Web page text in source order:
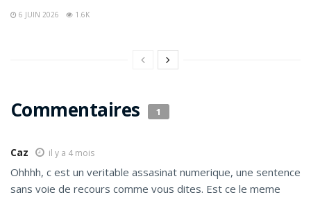
6 JUIN 2026 1.6K
Commentaires 1
Caz il y a 4 mois
Ohhhh, c est un veritable assasinat numerique, une sentence
sans voie de recours comme vous dites. Est ce le meme